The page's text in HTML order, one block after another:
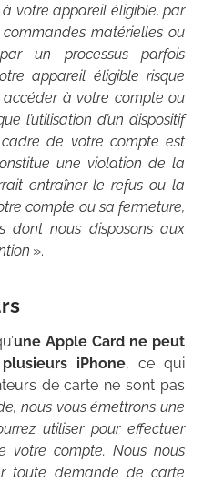
votre appareil éligible, par
matérielles ou
un processus parfois
appareil éligible risque
à votre compte ou
l’utilisation d’un dispositif
de votre compte est
une violation de la
entraîner le refus ou la
compte ou sa fermeture,
dont nous disposons aux
».
une Apple Card ne peut
iPhone, ce qui
de carte ne sont pas
nous vous émettrons une
utiliser pour effectuer
votre compte. Nous nous
toute demande de carte